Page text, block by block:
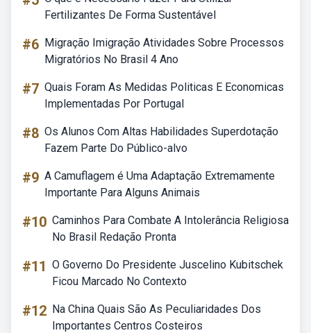
Fertilizantes De Forma Sustentável
#6 Migração Imigração Atividades Sobre Processos
Migratórios No Brasil 4 Ano
#7 Quais Foram As Medidas Politicas E Economicas
Implementadas Por Portugal
#8 Os Alunos Com Altas Habilidades Superdotação
Fazem Parte Do Público-alvo
#9 A Camuflagem é Uma Adaptação Extremamente
Importante Para Alguns Animais
#10 Caminhos Para Combate A Intolerância Religiosa
No Brasil Redação Pronta
#11 O Governo Do Presidente Juscelino Kubitschek
Ficou Marcado No Contexto
#12 Na China Quais São As Peculiaridades Dos
Importantes Centros Costeiros